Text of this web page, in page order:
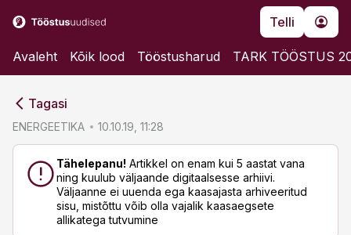
Telli
Avaleht Kõik lood Tööstusharud TARK TÖÖSTUS
Tagasi
ENERGEETIKA 10.10.19, 11:28
Tähelepanu! Artikkel on enam kui 5 aastat vana
ning kuulub väljaande digitaalsesse arhiivi.
Väljaanne ei uuenda ega kaasajasta arhiveeritud
sisu, mistõttu võib olla vajalik kaasaegsete
allikatega tutvumine